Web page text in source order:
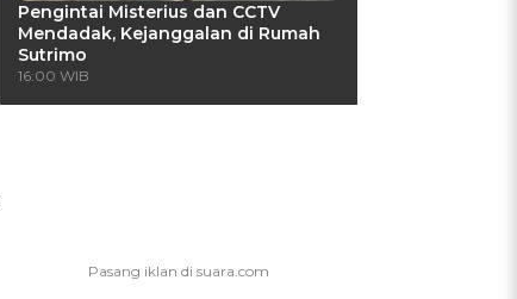
Pengintai Misterius dan CCTV
Mendadak, Kejanggalan di Rumah
Sutrimo
16:00 WIB